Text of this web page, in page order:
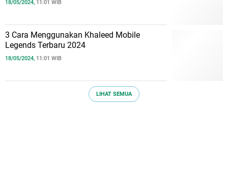
18/05/2024, 11:01 WIB
3 Cara Menggunakan Khaleed Mobile
Legends Terbaru 2024
18/05/2024, 11:01 WIB
LIHAT SEMUA